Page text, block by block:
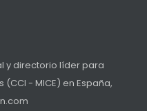
y directorio líder para
- MICE) en España,